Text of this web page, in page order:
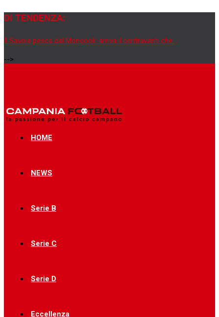
DI TENDENZA:
Il Savoia pesca dal Monopoli: arriva il centravanti che...
-->
HOME
NEWS
Serie B
Serie C
Serie D
Eccellenza